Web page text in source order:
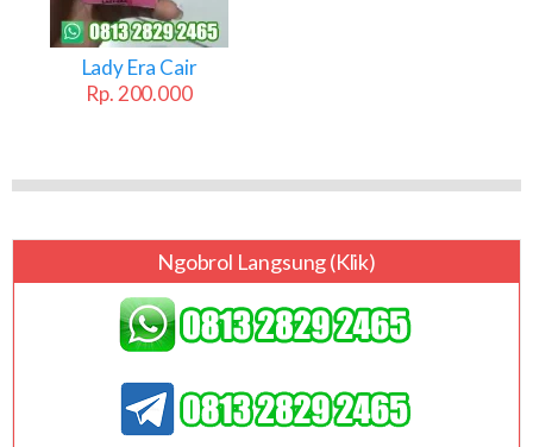
Lady Era Cair
Rp. 200.000
Ngobrol Langsung (klik)